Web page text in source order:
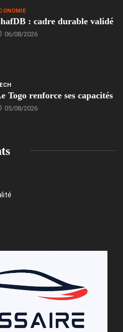
: cadre durable validé
06/08/2026
Togo renforce ses capacités
05/08/2026